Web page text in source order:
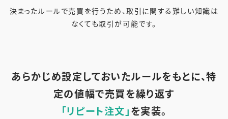
決まったルールで売買を行うため、取引に関する難しい知識は
なくても取引が可能です。
あらかじめ設定しておいたルールをもとに、特
定の値幅で売買を繰り返す
「リピート注文」を実装。